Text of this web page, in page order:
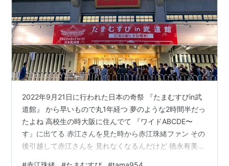
2022年9月21日に行われた日本の奇祭 『たまむすびin武
道館』 から早いもので丸1年経つ 夢のような2時間半だっ
たよね 高校生の時大阪に住んでて 『ワイドABCDE〜
す』に出てる 赤江さんを見た時から赤江珠緒ファン その
後引越して赤江さんを 見れなくなるんだけど 徳永有美さ